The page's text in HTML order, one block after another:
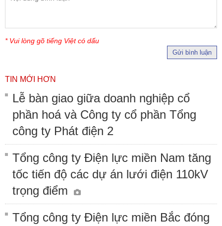
* Vui lòng gõ tiếng Việt có dấu
Gửi bình luận
TIN MỚI HƠN
Lễ bàn giao giữa doanh nghiệp cổ
phần hoá và Công ty cổ phần Tổng
công ty Phát điện 2
Tổng công ty Điện lực miền Nam tăng
tốc tiến độ các dự án lưới điện 110kV
trọng điểm
Tổng công ty Điện lực miền Bắc đóng